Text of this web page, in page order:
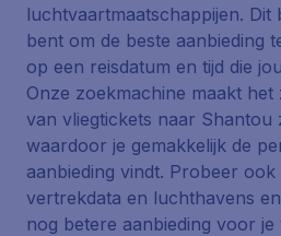
luchtvaartmaatschappijen. Dit
bent om de beste aanbieding
op een reisdatum en tijd die
Onze zoekmachine maakt
van vliegtickets naar Shantou
waardoor je gemakkelijk de
aanbieding vindt. Probeer ook
vertrekdata en luchthavens
nog betere aanbieding voor